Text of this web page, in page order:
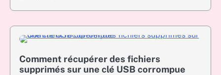
Comment récupérer des fichiers
supprimés sur une clé USB corrompue